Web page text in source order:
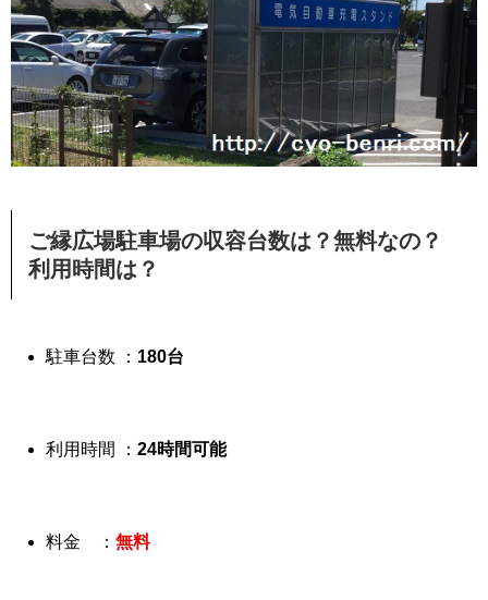
ご縁広場駐車場の収容台数は？無料なの？
利用時間は？
駐車台数 ： 180台
利用時間 ： 24時間可能
料金 ： 無料